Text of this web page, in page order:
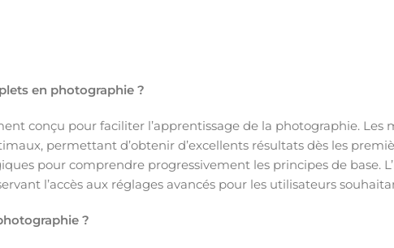
en photographie ?
conçu pour faciliter l’apprentissage de la photographie.
permettant d’obtenir d’excellents résultats dès les
pour comprendre progressivement les principes de base.
l’accès aux réglages avancés pour les utilisateurs
?